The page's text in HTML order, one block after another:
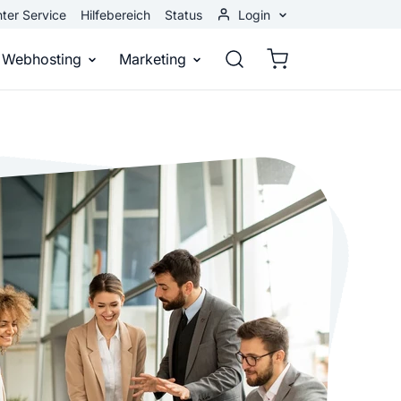
Service Hilfebereich Status Login
Kundenbereich
Webmail
überall
Baukasten
ohne Programmierkenntnisse
erstellen
noch heute online
Webhosting
Domains, E-Mails und Datenbanken
Rankingcoach
Schnell und einfach an die Spitze bei Google
Premium Services
Individuelle technische Unterstützung
Marketing
Bessere Platzierung in
Google Anzeigen
Sofort sichtbar bei Google
Banner-Werbung
Deine Anzeigen auf anderen